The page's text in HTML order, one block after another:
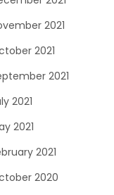
2021
2021
2021
2021
2021
2021
2020